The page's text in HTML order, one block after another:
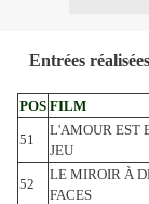
Entrées
POS FILM
51
L'AMOUR EST
JEU
52
LE MIROIR À
FACES